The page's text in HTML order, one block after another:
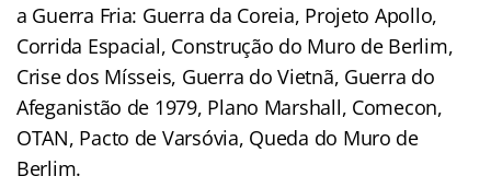
a Guerra Fria: Guerra da Coreia, Projeto Apollo,
Corrida Espacial, Construção do Muro de Berlim,
Crise dos Mísseis, Guerra do Vietnã, Guerra do
Afeganistão de 1979, Plano Marshall, Comecon,
OTAN, Pacto de Varsóvia, Queda do Muro de
Berlim.